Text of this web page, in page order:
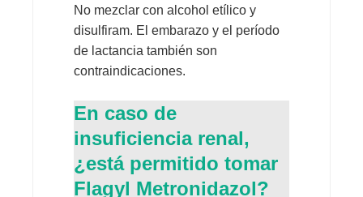
No mezclar con alcohol etílico y
disulfiram. El embarazo y el período
de lactancia también son
contraindicaciones.
En caso de
insuficiencia renal,
¿está permitido tomar
Flagyl Metronidazol?